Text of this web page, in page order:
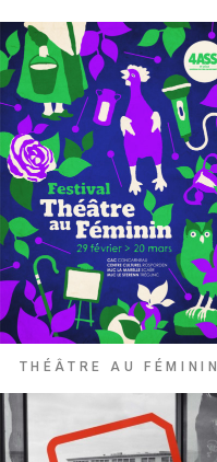
THÉÂTRE AU FÉMININ